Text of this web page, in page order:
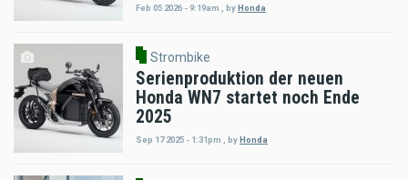
Feb 05 2026 - 9:19am byHonda
Strombike
Serienproduktion der neuen
Honda WN7 startet noch Ende
2025
Sep 17 2025 - 1:31pm byHonda